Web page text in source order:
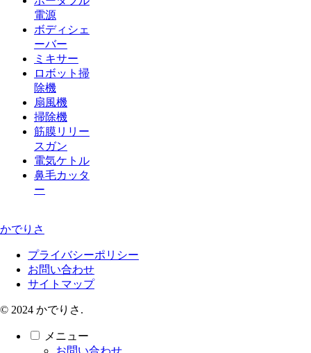
電源
ボディシェ
ーバー
ミキサー
ロボット掃
除機
扇風機
掃除機
筋膜リリー
スガン
電気ケトル
鼻毛カッタ
ー
かでりさ
プライバシーポリシー
お問い合わせ
サイトマップ
© 2024 かでりさ.
メニュー
お問い合わせ